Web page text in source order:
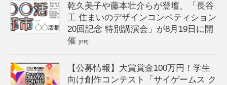
乾久美子や藤本壮介らが登壇、「長谷
工 住まいのデザインコンペティション
20回記念 特別講演会」が8月19日に開
催[PR]
【公募情報】大賞賞金100万円！学生
向け創作コンテスト「サイゲームス ク